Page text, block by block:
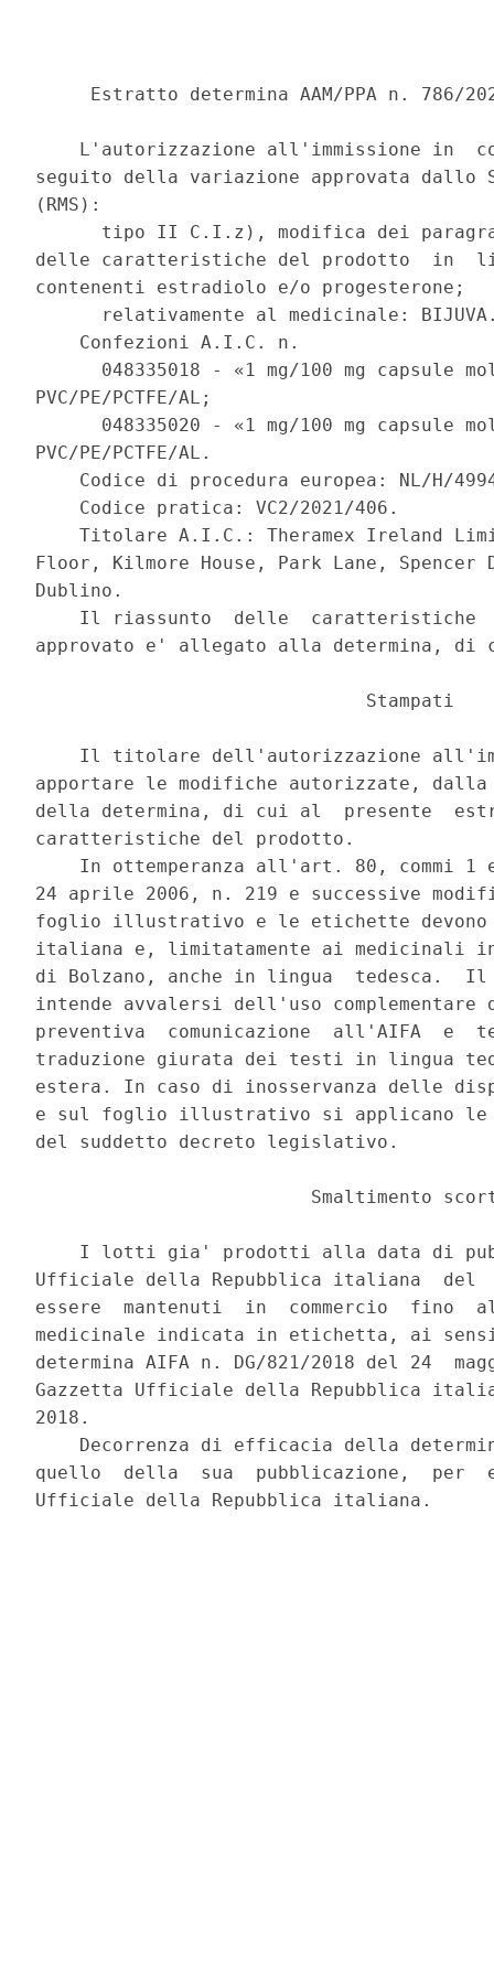
Estratto determina AAM/PPA n. 786/
L'autorizzazione all'immissione in
seguito della variazione approvata dallo
(RMS):
tipo II C.I.z), modifica dei
delle caratteristiche del prodotto  in
contenenti estradiolo e/o progesterone;
relativamente al medicinale:
    Confezioni A.I.C. n.
048335018 - «1 mg/100 mg capsule
PVC/PE/PCTFE/AL;
048335020 - «1 mg/100 mg capsule
PVC/PE/PCTFE/AL.
Codice di procedura europea: NL/H/
    Codice pratica: VC2/2021/406.
Titolare A.I.C.: Theramex Ireland
Floor, Kilmore House, Park Lane, Spencer
Dublino.
Il riassunto  delle  caratteristiche
approvato e' allegato alla determina,
                              Stampati
Il titolare dell'autorizzazione
apportare le modifiche autorizzate,
della determina, di cui al  presente
caratteristiche del prodotto.
In ottemperanza all'art. 80, commi 1
24 aprile 2006, n. 219 e successive
foglio illustrativo e le etichette
italiana e, limitatamente ai medicinali in
di Bolzano, anche in lingua  tedesca.
intende avvalersi dell'uso
preventiva  comunicazione  all'AIFA  e
traduzione giurata dei testi in lingua
estera. In caso di inosservanza delle
e sul foglio illustrativo si applicano
del suddetto decreto legislativo.
Smaltimento
I lotti gia' prodotti alla data di
Ufficiale della Repubblica italiana  del
essere  mantenuti  in  commercio  fino
medicinale indicata in etichetta, ai
determina AIFA n. DG/821/2018 del 24
Gazzetta Ufficiale della Repubblica
2018.
Decorrenza di efficacia della
quello  della  sua  pubblicazione,  per